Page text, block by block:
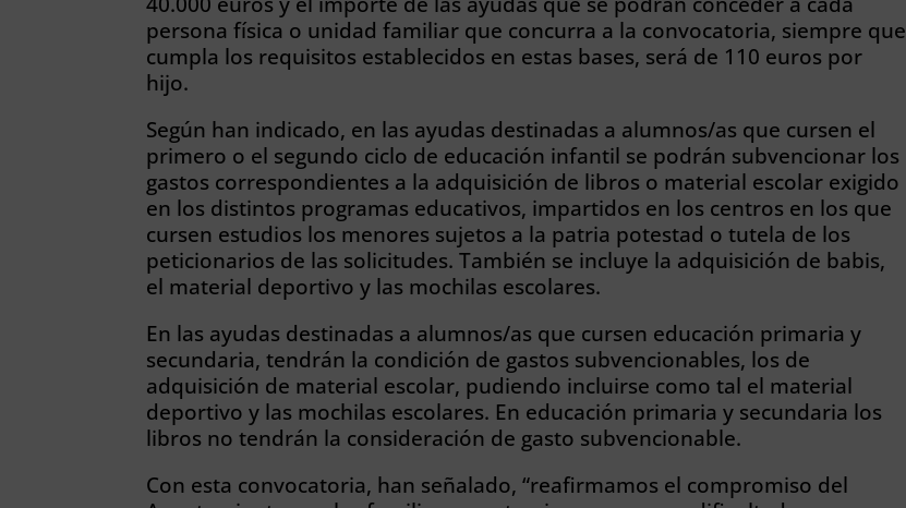
persona física o unidad familiar que concurra a la convocatoria, siempre que
cumpla los requisitos establecidos en estas bases, será de 110 euros por
hijo.
Según han indicado, en las ayudas destinadas a alumnos/as que cursen el
primero o el segundo ciclo de educación infantil se podrán subvencionar los
gastos correspondientes a la adquisición de libros o material escolar exigido
en los distintos programas educativos, impartidos en los centros en los que
cursen estudios los menores sujetos a la patria potestad o tutela de los
peticionarios de las solicitudes. También se incluye la adquisición de babis,
el material deportivo y las mochilas escolares.
En las ayudas destinadas a alumnos/as que cursen educación primaria y
secundaria, tendrán la condición de gastos subvencionables, los de
adquisición de material escolar, pudiendo incluirse como tal el material
deportivo y las mochilas escolares. En educación primaria y secundaria los
libros no tendrán la consideración de gasto subvencionable.
Con esta convocatoria, han señalado, “reafirmamos el compromiso del